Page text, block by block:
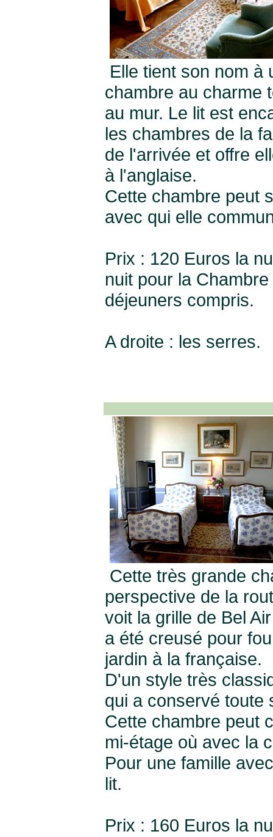
Elle tient son nom à
chambre au charme
au mur. Le lit est
les chambres de la
de l'arrivée et offre
à l'anglaise.
Cette chambre peut
avec qui elle
Prix : 120 Euros la
nuit pour la
déjeuners compris.
A droite : les serres.
Cette très grande
perspective de la
voit la grille de Bel
a été creusé pour
jardin à la française.
D'un style très
qui a conservé toute
Cette chambre peut
mi-étage où avec la
Pour une famille
lit.
Prix : 160 Euros la